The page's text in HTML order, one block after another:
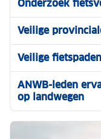
Onderzoek
Veilige
Veilige
ANWB-leden
op landwegen